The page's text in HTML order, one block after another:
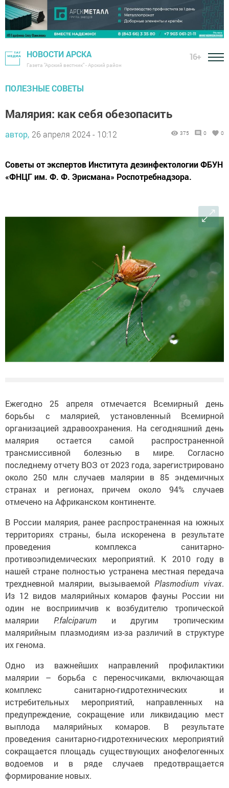
НОВОСТИ АРСКА
Газета "Арский вестник" - Арский район
16+
ПОЛЕЗНЫЕ СОВЕТЫ
Малярия: как себя обезопасить
автор, 26 апреля 2024 - 10:12 375 0 0
Советы от экспертов Института дезинфектологии ФБУН
«ФНЦГ им. Ф. Ф. Эрисмана» Роспотребнадзора.
Ежегодно 25 апреля отмечается Всемирный день
борьбы с малярией, установленный Всемирной
организацией здравоохранения. На сегодняшний день
малярия остается самой распространенной
трансмиссивной болезнью в мире. Согласно
последнему отчету ВОЗ от 2023 года, зарегистрировано
около 250 млн случаев малярии в 85 эндемичных
странах и регионах, причем около 94% случаев
отмечено на Африканском континенте.
В России малярия, ранее распространенная на южных
территориях страны, была искоренена в результате
проведения комплекса санитарно-
противоэпидемических мероприятий. К 2010 году в
нашей стране полностью устранена местная передача
трехдневной малярии, вызываемой Plasmodium vivax.
Из 12 видов малярийных комаров фауны России ни
один не восприимчив к возбудителю тропической
малярии P.falciparumи другим тропическим
малярийным плазмодиям из-за различий в структуре
их генома.
Одно из важнейших направлений профилактики
малярии – борьба с переносчиками, включающая
комплекс санитарно-гидротехнических и
истребительных мероприятий, направленных на
предупреждение, сокращение или ликвидацию мест
выплода малярийных комаров. В результате
проведения санитарно-гидротехнических мероприятий
сокращается площадь существующих анофелогенных
водоемов и в ряде случаев предотвращается
формирование новых.